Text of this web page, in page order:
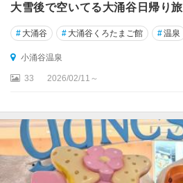
大雪後で空いてる大涌谷日帰り旅
# 大涌谷 # 大涌谷くろたまご館 #温泉
小涌谷温泉
33 2026/02/11～